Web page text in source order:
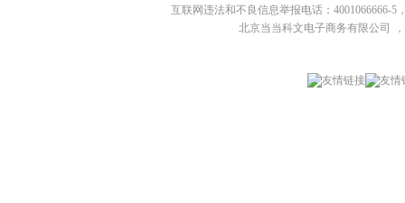
互联网违法和不良信息举报电话：4001066666-5
北京当当科文电子商务有限公司